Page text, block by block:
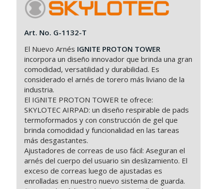
Art. No. G-1132-T
El Nuevo Arnés IGNITE PROTON TOWER
incorpora un diseño innovador que brinda una gran
comodidad, versatilidad y durabilidad. Es
considerado el arnés de torero más liviano de la
industria.
El IGNITE PROTON TOWER te ofrece:
SKYLOTEC AIRPAD: un diseño respirable de pads
termoformados y con construcción de gel que
brinda comodidad y funcionalidad en las tareas
más desgastantes.
Ajustadores de correas de uso fácil: Aseguran el
arnés del cuerpo del usuario sin deslizamiento. El
exceso de correas luego de ajustadas es
enrolladas en nuestro nuevo sistema de guarda.